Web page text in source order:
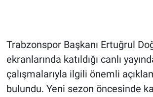
Trabzonspor Başkanı Ertuğrul
ekranlarında katıldığı canlı
çalışmalarıyla ilgili önemli
bulundu. Yeni sezon öncesinde
HABERDE İNSAN
POLİTİKA